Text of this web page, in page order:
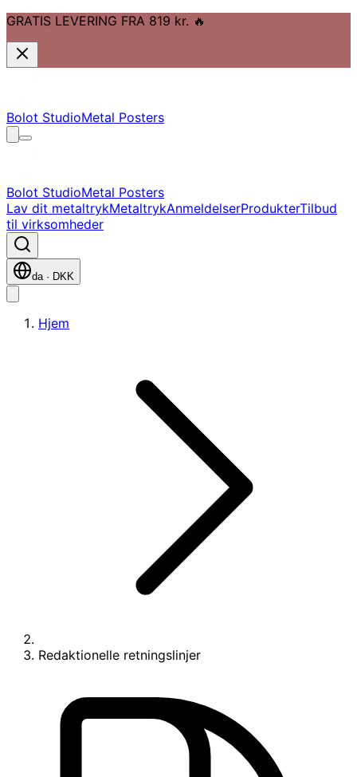
Gå til navigation
Gå til sidefod
GRATIS LEVERING FRA 819 kr. 🔥
Bolot StudioMetal Posters
Bolot StudioMetal Posters
Lav dit metaltrykMetaltrykAnmeldelserProdukterTilbud
til virksomheder
da· DKK
Hjem
Redaktionelle retningslinjer